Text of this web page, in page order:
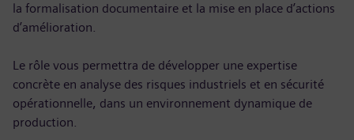
la formalisation documentaire et la mise en place d’actions
d’amélioration.
Le rôle vous permettra de développer une expertise
concrète en analyse des risques industriels et en sécurité
opérationnelle, dans un environnement dynamique de
production.